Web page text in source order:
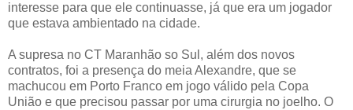
interesse para que ele continuasse, já que era um jogador
que estava ambientado na cidade.
A supresa no CT Maranhão so Sul, além dos novos
contratos, foi a presença do meia Alexandre, que se
machucou em Porto Franco em jogo válido pela Copa
União e que precisou passar por uma cirurgia no joelho. O